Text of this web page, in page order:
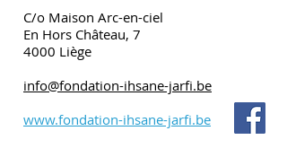
C/o Maison Arc-en-ciel
En Hors Château, 7
4000 Liège
info@fondation-ihsane-jarfi.be
www.fondation-ihsane-jarfi.be